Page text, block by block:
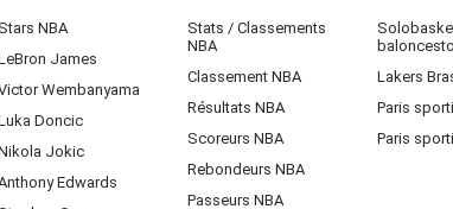
Stars NBA
James
Wembanyama
Doncic
Jokic
Edwards
Stats / Classements
NBA
Classement NBA
Résultats NBA
Scoreurs NBA
Rebondeurs NBA
Passeurs NBA
Lakers
Paris
Paris